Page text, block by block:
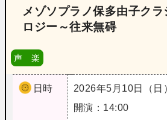
メゾソプラノ保多由子ク
ロジー～往来無碍
声 楽
日時
2026年5月10日（日
開演：14:00